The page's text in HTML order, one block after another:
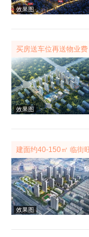
效果图
效果图
买房送车位再送物业
建面约40-150㎡ 临街